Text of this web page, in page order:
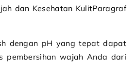
dan Kesehatan KulitParagraf
dengan pH yang tepat dapat
pembersihan wajah Anda dari